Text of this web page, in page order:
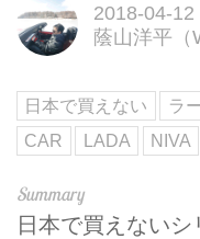
2018-04-12
蔭山洋平（
日本で買えない ラ
CAR
LADA NIVA
日本で買えない